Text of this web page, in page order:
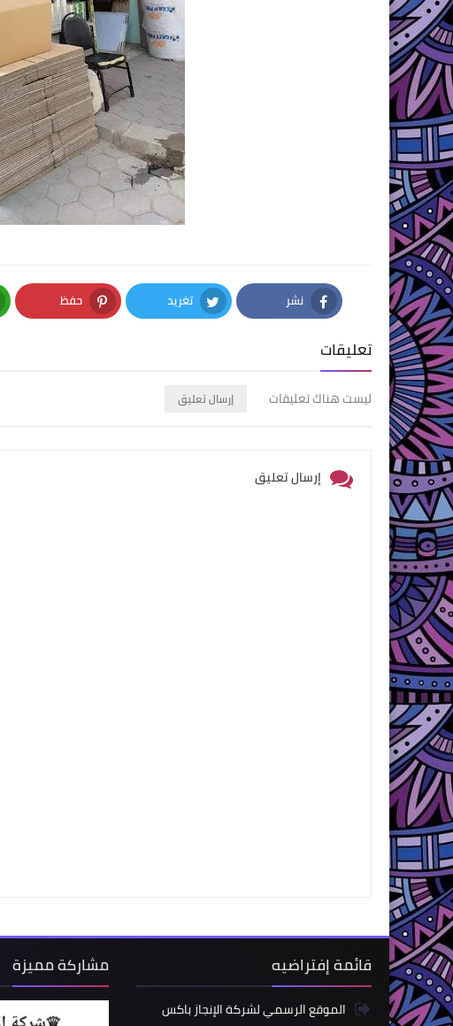
نشر
Facebook
تغريد
Twitter
حفظ
Pinterest
تعليقات
ليست هناك تعليقات إرسال تعليق
إرسال تعليق
قائمة إفتراضيه
الموقع الرسمي لشركة الإنجاز باكس
مشاركة مميزة